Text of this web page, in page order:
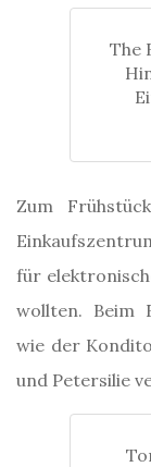
The
Zum
für
wollten. Beim
wie der
und Petersilie